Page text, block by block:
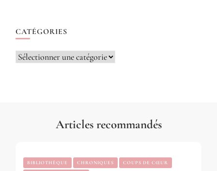
CATÉGORIES
Catégories
Articles recommandés
BIBLIOTHÈQUE CHRONIQUES COUPS DE CŒUR